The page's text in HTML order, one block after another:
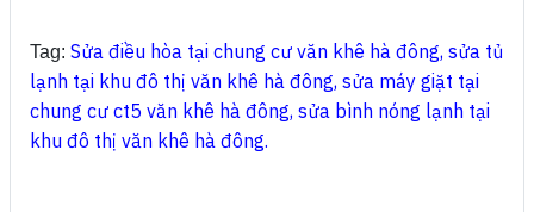
Tag: Sửa điều hòa tại chung cư văn khê hà đông, sửa tủ
lạnh tại khu đô thị văn khê hà đông, sửa máy giặt tại
chung cư ct5 văn khê hà đông, sửa bình nóng lạnh tại
khu đô thị văn khê hà đông.